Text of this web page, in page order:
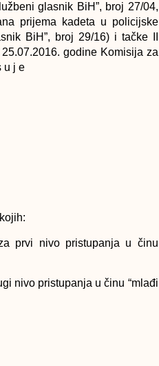
glasnik BiH”, broj 27/04,
prijema kadeta u policijske
BiH”, broj 29/16) i tačke II
godine Komisija za
u j e
prvi nivo pristupanja u činu
nivo pristupanja u činu “mlađi